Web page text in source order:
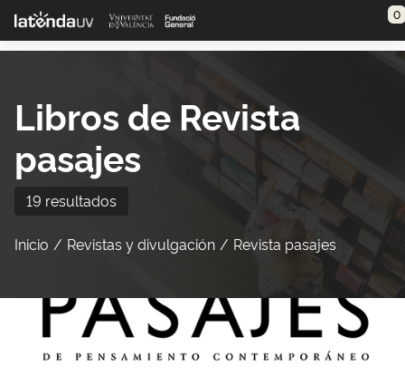
Saltar al contenido principal 0
Libros de Revista
pasajes
19 resultados
Inicio Revistas y divulgación Revista pasajes